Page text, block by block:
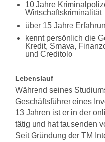
10 Jahre
Wirtschaftskriminalität
über 15 Jahre
kennt persönlich die
Kredit, Smava,
und Creditolo
Lebenslauf
Während seines
Geschäftsführer eines
13 Jahren ist er in der
tätig und hat tausenden
Seit Gründung der TM